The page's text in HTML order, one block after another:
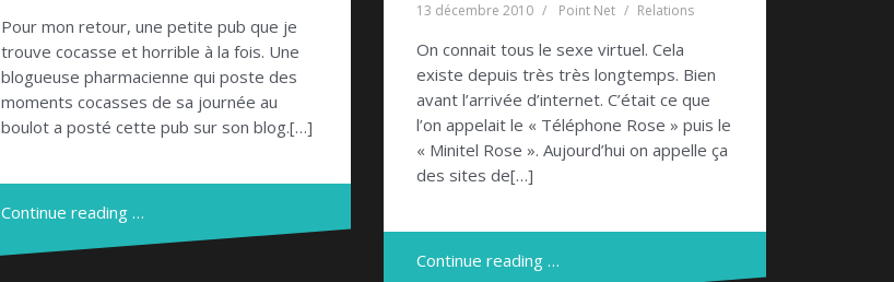
Pour mon retour, une petite pub que je
trouve cocasse et horrible à la fois. Une
blogueuse pharmacienne qui poste des
moments cocasses de sa journée au
boulot a posté cette pub sur son blog.[…]
Continue reading …
13 décembre 2010 Point Net Relations
On connait tous le sexe virtuel. Cela
existe depuis très très longtemps. Bien
avant l’arrivée d’internet. C’était ce que
l’on appelait le « Téléphone Rose » puis le
« Minitel Rose ». Aujourd’hui on appelle ça
des sites de[…]
Continue reading …